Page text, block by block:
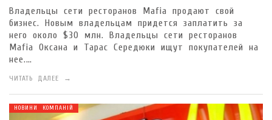
Владельцы сети ресторанов Mafia продают свой
бизнес. Новым владельцам придется заплатить за
него около $30 млн. Владельцы сети ресторанов
Mafia Оксана и Тарас Середюки ищут покупателей на
нее.…
ЧИТАТЬ ДАЛЕЕ →
НОВИНИ КОМПАНІЙ